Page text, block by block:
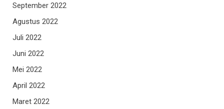
September 2022
Agustus 2022
Juli 2022
Juni 2022
Mei 2022
April 2022
Maret 2022